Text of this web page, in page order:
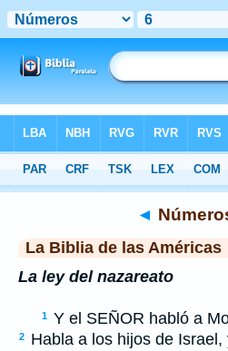
>LBLA > Números 6
◄
La Biblia de las Américas
La ley del nazareato
1 Y el SEÑOR habló a
2
Habla a los hijos de